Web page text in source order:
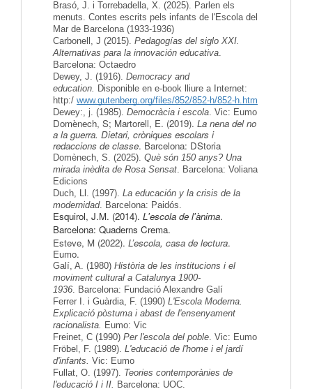
Brasó, J. i Torrebadella, X. (2025). Parlen els
menuts. Contes escrits pels infants de l'Escola del
Mar de Barcelona (1933-1936)
Carbonell, J (2015). Pedagogías del siglo XXI.
Alternativas para la innovación educativa.
Barcelona: Octaedro
Dewey, J. (1916). Democracy and
education. Disponible en e-book lliure a Internet:
http:/ www.gutenberg.org/files/852/852-h/852-h.htm
Dewey:, j. (1985). Democràcia i escola. Vic: Eumo
Domènech, S; Martorell, E. (2019). La nena del no
a la guerra. Dietari, cròniques escolars i
redaccions de classe. Barcelona: DStoria
Domènech, S. (2025). Què són 150 anys? Una
mirada inèdita de Rosa Sensat. Barcelona: Voliana
Edicions
Duch, Ll. (1997). La educación y la crisis de la
modernidad. Barcelona: Paidós.
Esquirol, J.M. (2014). L'escola de l'ànima.
Barcelona: Quaderns Crema.
Esteve, M (2022). L’escola, casa de lectura.
Eumo.
Galí, A. (1980) Història de les institucions i el
moviment cultural a Catalunya 1900-
1936. Barcelona: Fundació Alexandre Galí
Ferrer I. i Guàrdia, F. (1990) L'Escola Moderna.
Explicació pòstuma i abast de l'ensenyament
racionalista. Eumo: Vic
Freinet, C (1990) Per l'escola del poble. Vic: Eumo
Fröbel, F. (1989). L'educació de l'home i el jardí
d'infants. Vic: Eumo
Fullat, O. (1997). Teories contemporànies de
l'educació I i II. Barcelona: UOC.